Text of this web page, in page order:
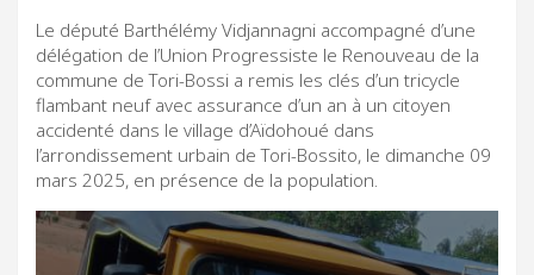
Le député Barthélémy Vidjannagni accompagné d’une
délégation de l’Union Progressiste le Renouveau de la
commune de Tori-Bossi a remis les clés d’un tricycle
flambant neuf avec assurance d’un an à un citoyen
accidenté dans le village d’Aïdohoué dans
l’arrondissement urbain de Tori-Bossito, le dimanche 09
mars 2025, en présence de la population.